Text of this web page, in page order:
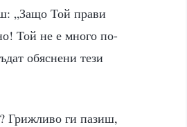
„Защо Той прави
Той не е много по-
обяснени тези
Грижливо ги пазиш,